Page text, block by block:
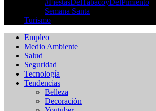
‪#‎FiestasDelTabacoyDelPimiento‬
Semana Santa
Turismo
Empleo
Medio Ambiente
Salud
Seguridad
Tecnología
Tendencias
Belleza
Decoración